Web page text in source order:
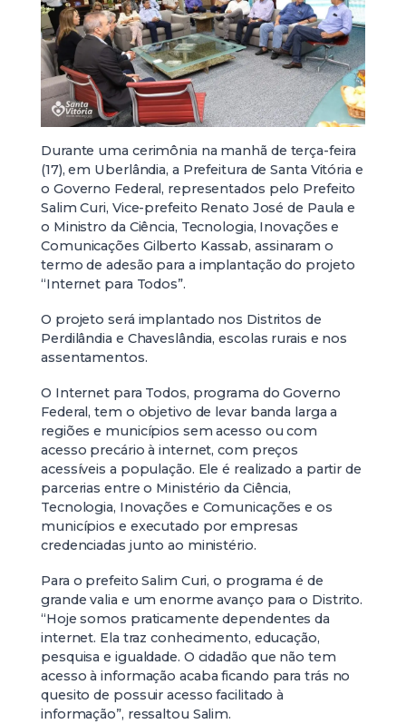
Durante uma cerimônia na manhã de terça-feira
(17), em Uberlândia, a Prefeitura de Santa Vitória e
o Governo Federal, representados pelo Prefeito
Salim Curi, Vice-prefeito Renato José de Paula e
o Ministro da Ciência, Tecnologia, Inovações e
Comunicações Gilberto Kassab, assinaram o
termo de adesão para a implantação do projeto
“Internet para Todos”.
O projeto será implantado nos Distritos de
Perdilândia e Chaveslândia, escolas rurais e nos
assentamentos.
O Internet para Todos, programa do Governo
Federal, tem o objetivo de levar banda larga a
regiões e municípios sem acesso ou com
acesso precário à internet, com preços
acessíveis a população. Ele é realizado a partir de
parcerias entre o Ministério da Ciência,
Tecnologia, Inovações e Comunicações e os
municípios e executado por empresas
credenciadas junto ao ministério.
Para o prefeito Salim Curi, o programa é de
grande valia e um enorme avanço para o Distrito.
“Hoje somos praticamente dependentes da
internet. Ela traz conhecimento, educação,
pesquisa e igualdade. O cidadão que não tem
acesso à informação acaba ficando para trás no
quesito de possuir acesso facilitado à
informação”, ressaltou Salim.